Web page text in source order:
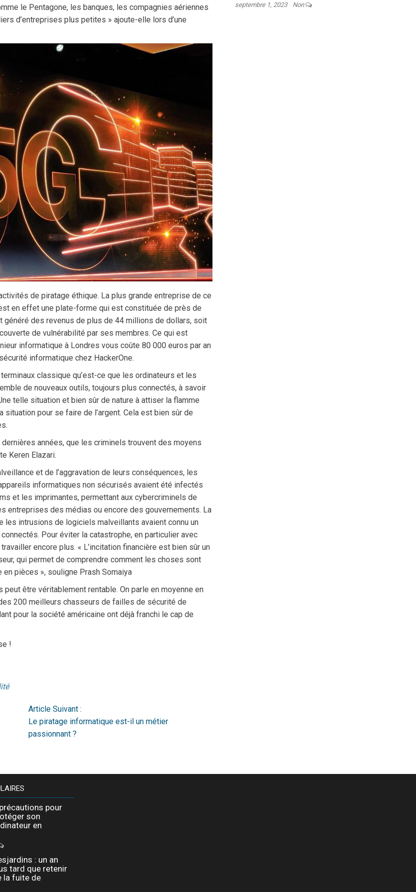
le Pentagone, les banques, les compagnies aériennes
d’entreprises plus petites » ajoute-elle lors d’une
de piratage éthique. La plus grande entreprise de ce
en effet une plate-forme qui est constituée de près de
des revenus de plus de 44 millions de dollars, soit
de vulnérabilité par ses membres. Ce qui est
informatique à Londres vous coûte 80 000 euros par an
informatique chez HackerOne.
classique qu’est-ce que les ordinateurs et les
de nouveaux outils, toujours plus connectés, à savoir
telle situation et bien sûr de nature à attiser la flamme
pour se faire de l’argent. Cela est bien sûr de
années, que les criminels trouvent des moyens
Keren Elazari.
et de l’aggravation de leurs conséquences, les
informatiques non sécurisés avaient été infectés
et les imprimantes, permettant aux cybercriminels de
entreprises des médias ou encore des gouvernements. La
les intrusions de logiciels malveillants avaient connu un
Pour éviter la catastrophe, en particulier avec
encore plus. « L’incitation financière est bien sûr un
qui permet de comprendre comment les choses sont
pièces », souligne Prash Somaiya
être véritablement rentable. On parle en moyenne en
200 meilleurs chasseurs de failles de sécurité de
pour la société américaine ont déjà franchi le cap de
!
Article Suivant :
Le piratage informatique est-il un métier
passionnant ?
septembre 1, 2023 Non
pour
son
en
: un an
tard que retenir
la fuite de